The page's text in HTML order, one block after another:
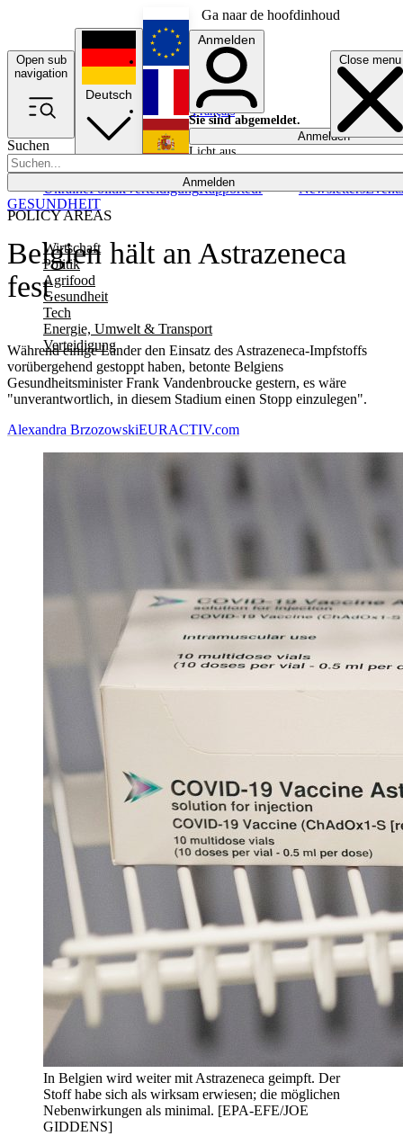
Ga naar de hoofdinhoud
Open sub
navigation
Close menu
Suchen
Anmelden
POLICY AREAS
Wirtschaft
Politik
Agrifood
Gesundheit
Tech
Energie, Umwelt & Transport
Verteidigung
UkrainePolitikVerteidigungRapporteur NewslettersEvents
Deutsch
English
Français
Anmelden
Sie sind abgemeldet.
Anmelden
Licht aus
Belgien hält an Astrazeneca
fest
Während einige Länder den Einsatz des Astrazeneca-Impfstoffs
vorübergehend gestoppt haben, betonte Belgiens
Gesundheitsminister Frank Vandenbroucke gestern, es wäre
"unverantwortlich, in diesem Stadium einen Stopp einzulegen".
GESUNDHEIT
Alexandra BrzozowskiEURACTIV.com
In Belgien wird weiter mit Astrazeneca geimpft. Der
Stoff habe sich als wirksam erwiesen; die möglichen
Nebenwirkungen als minimal. [EPA-EFE/JOE
GIDDENS]